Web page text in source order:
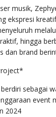
musik,
ekspresi
hingga
dan brand
sebagai
event
2024